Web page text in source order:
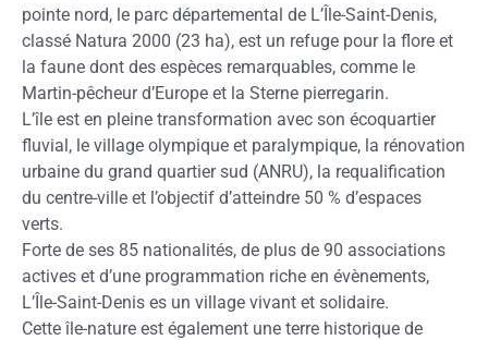
pointe nord, le parc départemental de L’Île-Saint-Denis,
classé Natura 2000 (23 ha), est un refuge pour la flore et
la faune dont des espèces remarquables, comme le
Martin-pêcheur d’Europe et la Sterne pierregarin.
L’île est en pleine transformation avec son écoquartier
fluvial, le village olympique et paralympique, la rénovation
urbaine du grand quartier sud (ANRU), la requalification
du centre-ville et l’objectif d’atteindre 50 % d’espaces
verts.
Forte de ses 85 nationalités, de plus de 90 associations
actives et d’une programmation riche en évènements,
L’Île-Saint-Denis es un village vivant et solidaire.
Cette île-nature est également une terre historique de